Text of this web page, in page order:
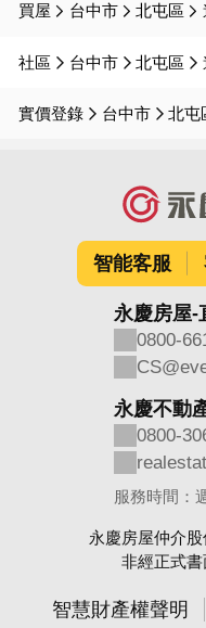
買屋 台中市 北屯區
社區 台中市 北屯區
實價登錄 台中市 北屯
智能客服
永慶房屋-
0800-
永慶不動
0800-
服務時間：
永慶房屋仲介
非經正式
智慧財產權聲明